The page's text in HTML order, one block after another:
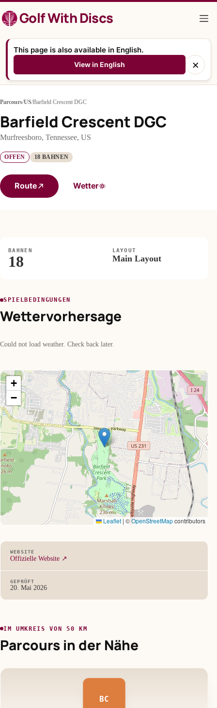
Inhalt
springenGolf With Discs
This page is also available in English.
View in English ×
Parcours/US/Barfield Crescent DGC
Barfield Crescent DGC
Murfreesboro, Tennessee, US
OFFEN 18 BAHNEN
Route Wetter
BAHNEN
18
LAYOUT
Main Layout
SPIELBEDINGUNGEN
Wettervorhersage
Could not load weather. Check back later.
+
−
Leaflet | ©OpenStreetMapcontributors
WEBSITE
Offizielle Website ↗
GEPRÜFT
20. Mai 2026
IM UMKREIS VON 50 KM
Parcours in der Nähe
BC